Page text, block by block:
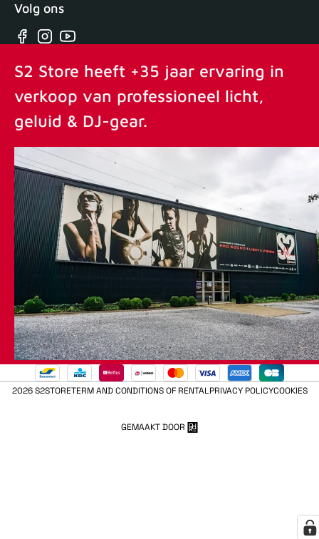
Volg ons
Facebook
Instagram
YouTube
S2 Store heeft +35 jaar ervaring in
verkoop van professioneel licht,
geluid & DJ-gear.
2026 S2STORETERM AND CONDITIONS OF RENTALPRIVACY POLICYCOOKIES
GEMAAKT DOOR